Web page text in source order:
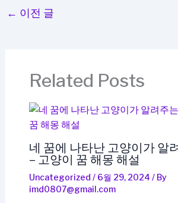
← 이전 글
Related Posts
네 꿈에 나타난 고양이가 알
– 고양이 꿈 해몽 해설
Uncategorized / 6월 29, 2024 / By
imd0807@gmail.com